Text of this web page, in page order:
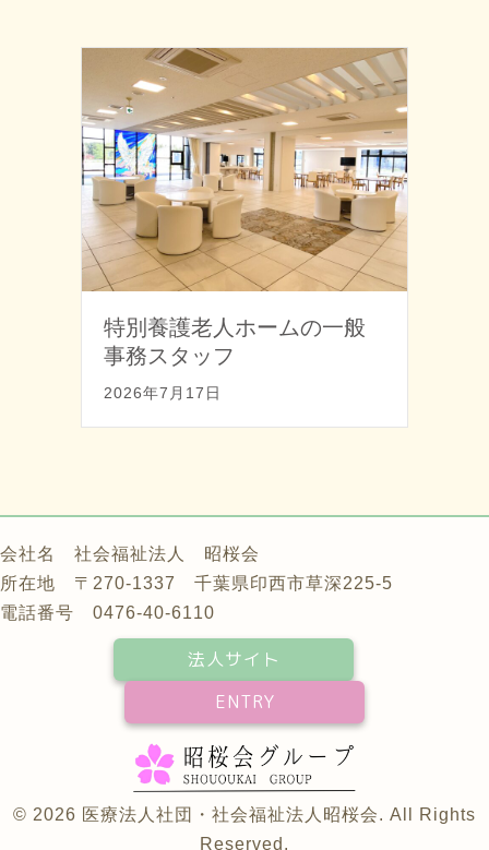
特別養護老人ホームの一般
事務スタッフ
2026年7月17日
会社名 社会福祉法人 昭桜会
所在地 〒270-1337 千葉県印西市草深225-5
電話番号 0476-40-6110
法人サイト
ENTRY
© 2026 医療法人社団・社会福祉法人昭桜会. All Rights
Reserved.